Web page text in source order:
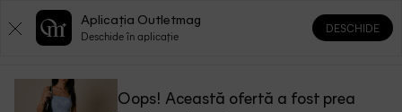
0 0
Oops! Această ofertă a fost prea
Aplicația Outletmag
Deschide în aplicație
DESCHIDE